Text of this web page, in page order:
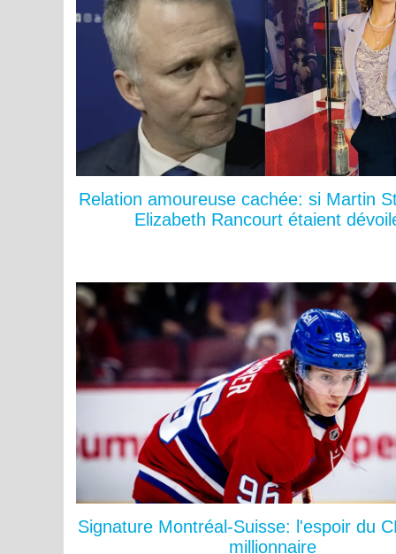
Relation amoureuse cachée: si Martin
Elizabeth Rancourt étaient
Signature Montréal-Suisse: l'espoir du
millionnaire